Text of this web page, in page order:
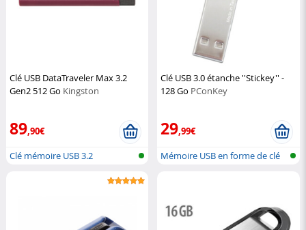
Clé USB DataTraveler Max 3.2
Gen2 512 Go Kingston
89,90€
Clé mémoire USB 3.2
Clé USB 3.0 étanche ''Stickey'' -
128 Go PConKey
29,99€
Mémoire USB en forme de clé